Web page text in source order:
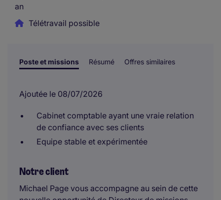
an
Télétravail possible
Poste et missions Résumé Offres similaires
Ajoutée le 08/07/2026
Cabinet comptable ayant une vraie relation
de confiance avec ses clients
Equipe stable et expérimentée
Notre client
Michael Page vous accompagne au sein de cette